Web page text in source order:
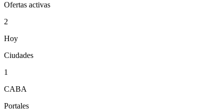
Ofertas activas
2
Hoy
Ciudades
1
CABA
Portales